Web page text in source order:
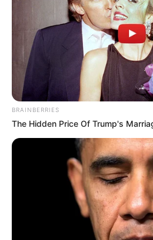
BRAINBERRIES
The Hidden Price Of Trump's